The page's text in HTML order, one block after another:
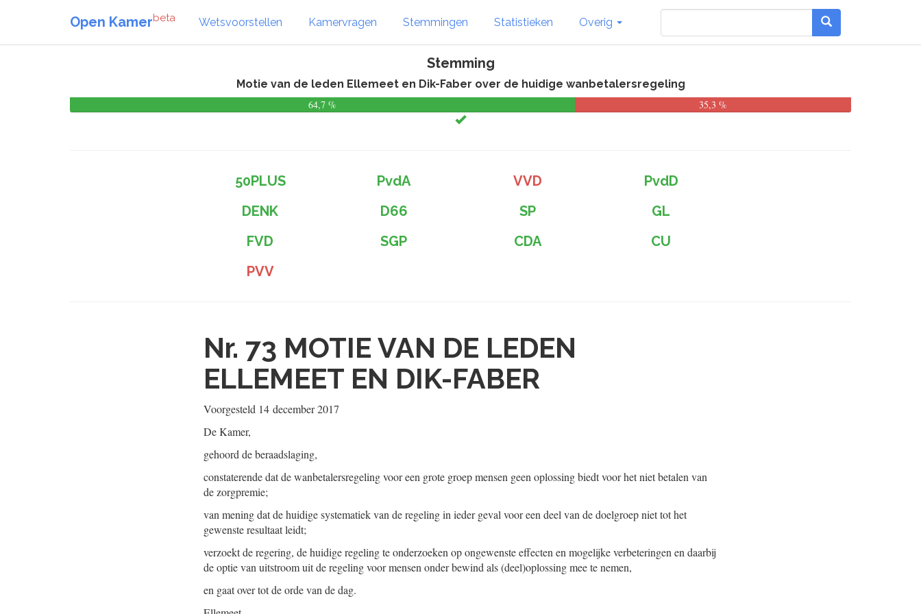
Open Kamerbeta Wetsvoorstellen Kamervragen Stemmingen Statistieken Overig
Stemming
Motie van de leden Ellemeet en Dik-Faber over de huidige wanbetalersregeling
64,7 %
35,3 %
50PLUS PvdA VVD
PvdD
DENK
D66 SP
GL
FVD
SGP CDA
CU
PVV
Nr. 73 MOTIE VAN DE LEDEN
ELLEMEET EN DIK-FABER
Voorgesteld 14 december 2017
De Kamer,
gehoord de beraadslaging,
constaterende dat de wanbetalersregeling voor een grote groep mensen geen oplossing biedt voor het niet betalen van
de zorgpremie;
van mening dat de huidige systematiek van de regeling in ieder geval voor een deel van de doelgroep niet tot het
gewenste resultaat leidt;
verzoekt de regering, de huidige regeling te onderzoeken op ongewenste effecten en mogelijke verbeteringen en daarbij
de optie van uitstroom uit de regeling voor mensen onder bewind als (deel)oplossing mee te nemen,
en gaat over tot de orde van de dag.